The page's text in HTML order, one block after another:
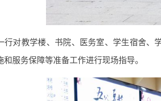
行对教学楼、书院、医务室、学生宿舍、
和服务保障等准备工作进行现场指导。